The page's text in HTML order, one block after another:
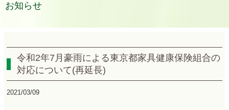
お知らせ
令和2年7月豪雨による東京都家具健康保険組合の
対応について(再延長)
2021/03/09